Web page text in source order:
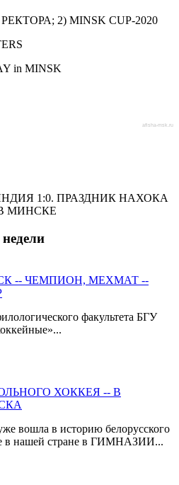
2) MINSK CUP-2020
in MINSK
afisha-msk.ru
1:0. ПРАЗДНИК НАХОКА
МИНСКЕ
-- ЧЕМПИОН, МЕХМАТ --
факультета БГУ
ХОККЕЯ -- В
вошла в историю белорусского
в нашей стране в ГИМНАЗИИ...